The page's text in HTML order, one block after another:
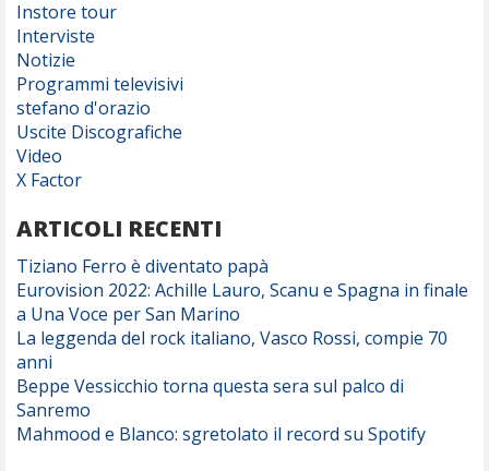
Instore tour
Interviste
Notizie
Programmi televisivi
stefano d'orazio
Uscite Discografiche
Video
X Factor
ARTICOLI RECENTI
Tiziano Ferro è diventato papà
Eurovision 2022: Achille Lauro, Scanu e Spagna in finale
a Una Voce per San Marino
La leggenda del rock italiano, Vasco Rossi, compie 70
anni
Beppe Vessicchio torna questa sera sul palco di
Sanremo
Mahmood e Blanco: sgretolato il record su Spotify